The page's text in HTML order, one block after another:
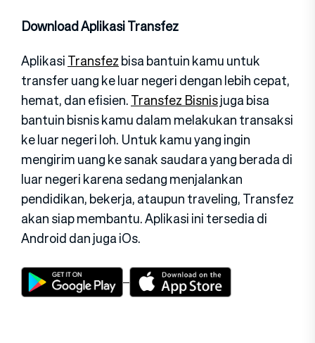
Download Aplikasi Transfez
AplikasiTransfezbisa bantuin kamu untuk
transfer uang ke luar negeri dengan lebih cepat,
hemat, dan efisien.Transfez Bisnisjuga bisa
bantuin bisnis kamu dalam melakukan transaksi
ke luar negeri loh. Untuk kamu yang ingin
mengirim uang ke sanak saudara yang berada di
luar negeri karena sedang menjalankan
pendidikan, bekerja, ataupun traveling, Transfez
akan siap membantu. Aplikasi ini tersedia di
Android dan juga iOs.